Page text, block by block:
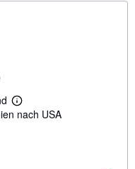
W
e
nach USA